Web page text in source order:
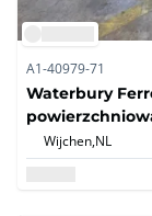
A1-40979-71
Waterbury
Wijchen,NL